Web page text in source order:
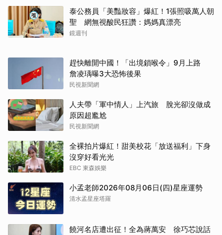
泰公務員「美豔妝容」爆紅！1張照吸萬人朝
聖 網無視酸民狂讚：媽媽真漂亮
鏡週刊
趕快離開中國！「出境鎖喉令」9月上路
詹凌瑀曝3大恐怖後果
民視新聞網
人夫帶「軍中情人」上汽旅 脫光卻沒做成
原因超尷尬
民視新聞網
全裸拍片爆紅！甜美校花「放送福利」下身
沒穿好看光光
EBC 東森娛樂
小孟老師2026年08月06日(四)星座運勢
清水孟星座塔羅
饒河名店遭出征！全為蔣萬安 徐巧芯說話